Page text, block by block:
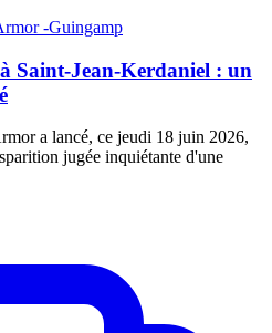
-Guingamp
Saint-Jean-Kerdaniel : un
a lancé, ce jeudi 18 juin 2026,
jugée inquiétante d'une